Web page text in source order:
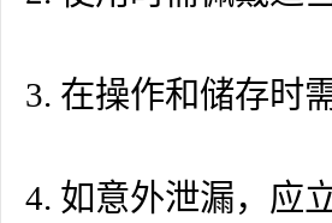
3. 在操作和储存时
4. 如意外泄漏，应